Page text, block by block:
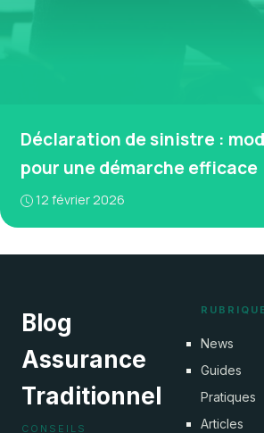
Déclaration de sinistre :
pour une démarche efficace
12 février 2026
Blog
Assurance
Traditionnel
CONSEILS
News
Guides
Pratiques
Articles